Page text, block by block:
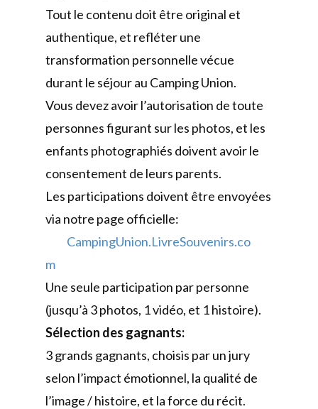
Tout le contenu doit être original et
authentique, et refléter une
transformation personnelle vécue
durant le séjour au Camping Union.
Vous devez avoir l’autorisation de toute
personnes figurant sur les photos, et les
enfants photographiés doivent avoir le
consentement de leurs parents.
Les participations doivent être envoyées
via notre page officielle:
CampingUnion.LivreSouvenirs.co
m
Une seule participation par personne
(jusqu’à 3 photos, 1 vidéo, et 1 histoire).
Sélection des gagnants:
3 grands gagnants, choisis par un jury
selon l’impact émotionnel, la qualité de
l’image / histoire, et la force du récit.